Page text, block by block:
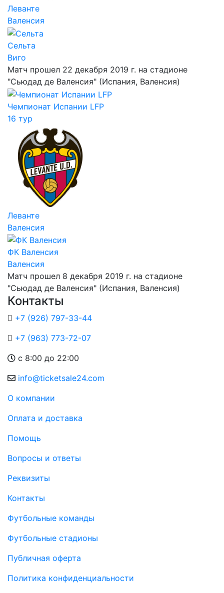
Леванте
Валенсия
Сельта
Виго
Матч прошел 22 декабря 2019 г. на стадионе
"Сьюдад де Валенсия" (Испания, Валенсия)
Чемпионат Испании LFP
16 тур
Леванте
Валенсия
ФК Валенсия
Валенсия
Матч прошел 8 декабря 2019 г. на стадионе
"Сьюдад де Валенсия" (Испания, Валенсия)
Контакты
+7 (926) 797-33-44
+7 (963) 773-72-07
с 8:00 до 22:00
info@ticketsale24.com
О компании
Оплата и доставка
Помощь
Вопросы и ответы
Реквизиты
Контакты
Футбольные команды
Футбольные стадионы
Публичная оферта
Политика конфиденциальности